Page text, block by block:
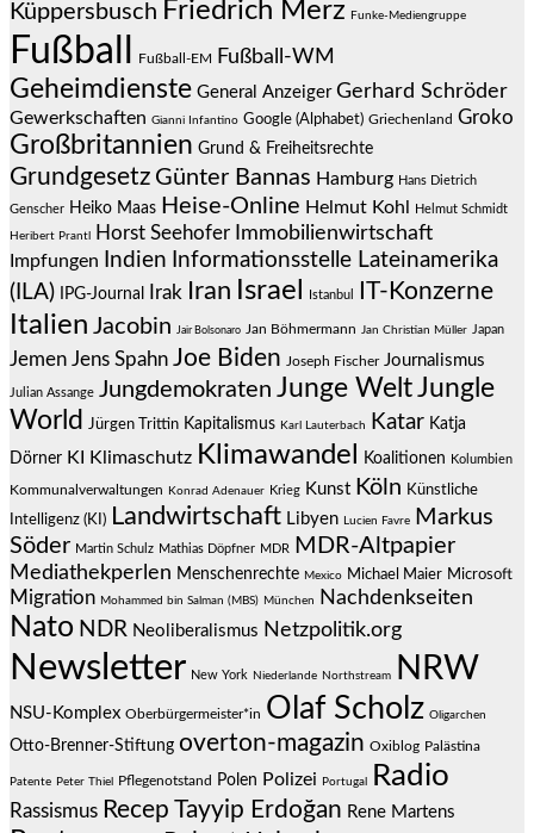
Küppersbusch Friedrich Merz Funke-Mediengruppe
Fußball Fußball-EM Fußball-WM
Geheimdienste General Anzeiger Gerhard Schröder
Gewerkschaften Gianni Infantino Google (Alphabet) Griechenland Groko
Großbritannien Grund & Freiheitsrechte
Grundgesetz Günter Bannas Hamburg Hans Dietrich
Genscher Heiko Maas Heise-Online Helmut Kohl Helmut Schmidt
Heribert Prantl Horst Seehofer Immobilienwirtschaft
Impfungen Indien Informationsstelle Lateinamerika
(ILA)
IPG-Journal Irak Iran Israel Istanbul IT-Konzerne
Italien Jacobin Jair Bolsonaro Jan Böhmermann Jan Christian Müller Japan
Jemen Jens Spahn Joe Biden Joseph Fischer Journalismus
Julian Assange Jungdemokraten Junge WeltJungle
World Jürgen Trittin Kapitalismus Karl Lauterbach Katar Katja
Dörner KI Klimaschutz Klimawandel Koalitionen Kolumbien
Kommunalverwaltungen Konrad Adenauer Krieg Kunst Köln Künstliche
Intelligenz (KI) Landwirtschaft Libyen Lucien Favre
Markus
Söder Martin Schulz Mathias Döpfner MDR MDR-Altpapier
Mediathekperlen Menschenrechte Mexico Michael Maier Microsoft
Migration Mohammed bin Salman (MBS) München Nachdenkseiten
Nato NDR Neoliberalismus Netzpolitik.org
Newsletter New York Niederlande Northstream NRW
NSU-Komplex Oberbürgermeister*in Olaf Scholz Oligarchen
Otto-Brenner-Stiftung overton-magazin Oxiblog Palästina
Patente Peter Thiel Pflegenotstand Polen Polizei Portugal Radio
Rassismus Recep Tayyip Erdoğan Rene Martens